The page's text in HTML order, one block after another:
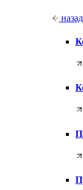
назад